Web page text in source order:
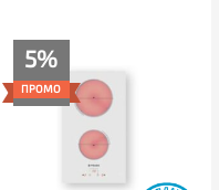
5%
ПРОМО
е:
223.00€
(436.15
лв.).